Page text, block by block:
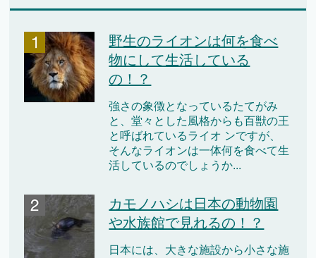
野生のライオンは何を食べ
物にして生活している
の！？
強さの象徴となっているたてがみ
と、堂々とした風格からも百獣の王
と呼ばれているライオ ンですが、
そんなライオンは一体何を食べて生
活しているのでしょうか...
カモノハシは日本の動物園
や水族館で見れるの！？
日本には、大きな施設から小さな施